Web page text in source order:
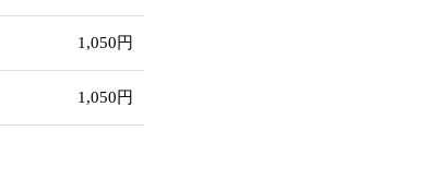
1,050円
1,050円